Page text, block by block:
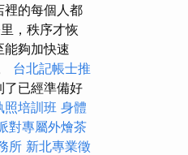
裡的每個人都
，秩序才恢
能夠加快速
台北記帳士推
了已經準備好
照培訓班 身體
對專屬外燴茶
所 新北專業徵